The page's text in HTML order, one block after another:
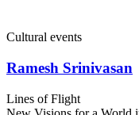
Cultural events
Ramesh Srinivasan
Lines of Flight